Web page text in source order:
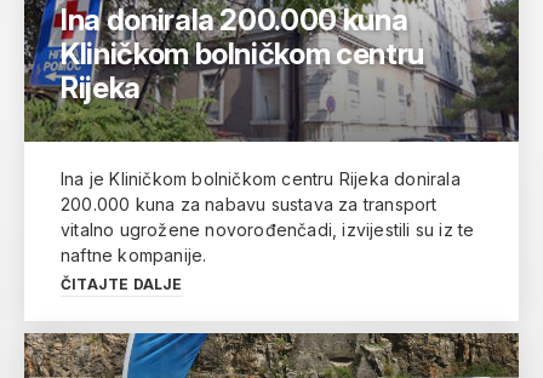
Ina donirala 200.000 kuna
Kliničkom bolničkom centru
Rijeka
Ina je Kliničkom bolničkom centru Rijeka donirala
200.000 kuna za nabavu sustava za transport
vitalno ugrožene novorođenčadi, izvijestili su iz te
naftne kompanije.
ČITAJTE DALJE